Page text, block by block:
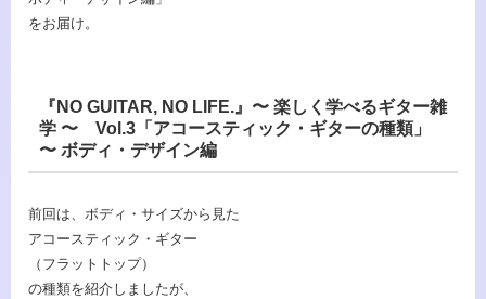
をお届け。
『NO GUITAR, NO LIFE.』〜 楽しく学べるギター雑
学 〜 Vol.3「アコースティック・ギターの種類」
〜 ボディ・デザイン編
前回は、ボディ・サイズから見た
アコースティック・ギター
（フラットトップ）
の種類を紹介しましたが、